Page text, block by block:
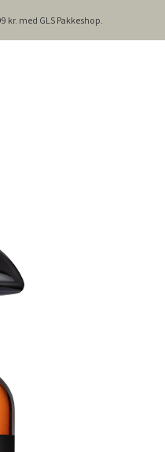
kr. med GLS Pakkeshop.